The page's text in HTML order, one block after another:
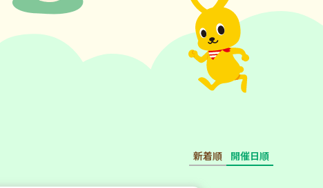
新着順 開催日順